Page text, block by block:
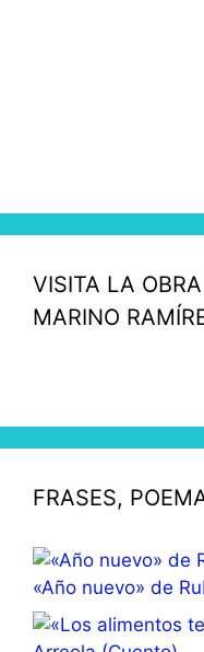
VISITA LA
MARINO
FRASES,
«Año nuevo» de